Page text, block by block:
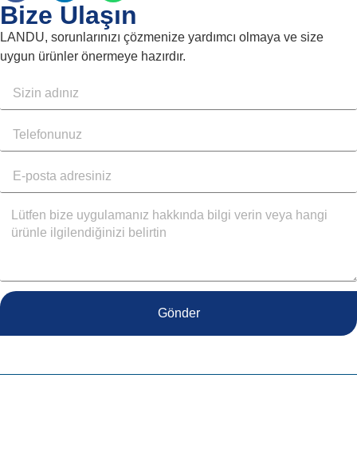
Bize Ulaşın
LANDU, sorunlarınızı çözmenize yardımcı olmaya ve size
uygun ürünler önermeye hazırdır.
Gönder